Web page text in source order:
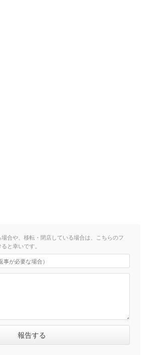
合や、移転・閉店している場合は、こちらのフ
と幸いです。